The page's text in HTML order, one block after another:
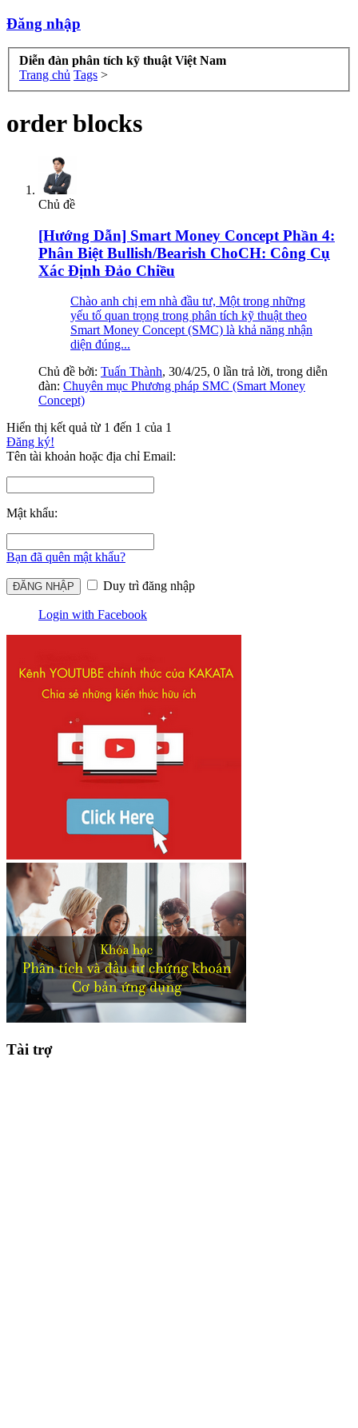
Đăng nhập
Diễn đàn phân tích kỹ thuật Việt Nam
Trang chủ Tags >
order blocks
Chủ đề
[Hướng Dẫn] Smart Money Concept Phần 4:
Phân Biệt Bullish/Bearish ChoCH: Công Cụ
Xác Định Đảo Chiều
Chào anh chị em nhà đầu tư, Một trong những
yếu tố quan trọng trong phân tích kỹ thuật theo
Smart Money Concept (SMC) là khả năng nhận
diện đúng...
Chủ đề bởi: Tuấn Thành, 30/4/25, 0 lần trả lời, trong diễn
đàn: Chuyên mục Phương pháp SMC (Smart Money
Concept)
Hiển thị kết quả từ 1 đến 1 của 1
Đăng ký!
Tên tài khoản hoặc địa chỉ Email:
Mật khẩu:
Bạn đã quên mật khẩu?
Duy trì đăng nhập
Login with Facebook
Tài trợ